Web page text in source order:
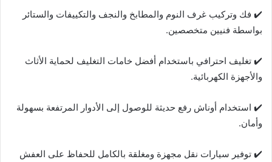
✔️ فك وتركيب غرف النوم والمطابخ والنجف والتكييفات والستائر
بواسطة فنيين متخصصين.
✔️ تغليف احترافي باستخدام أفضل خامات التغليف لحماية الأثاث
والأجهزة الكهربائية.
✔️ استخدام أوناش رفع حديثة للوصول إلى الأدوار المرتفعة بسهولة
وأمان.
✔️ توفير سيارات نقل مجهزة ومغلقة بالكامل للحفاظ على العفش